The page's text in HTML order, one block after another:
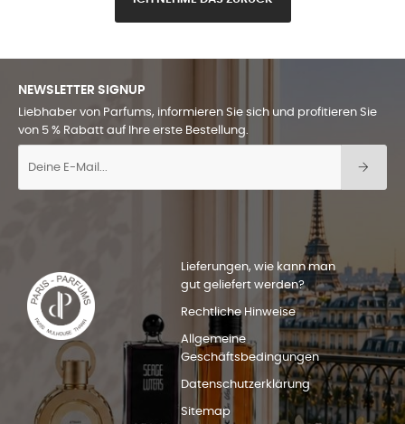
NEWSLETTER SIGNUP
Liebhaber von Parfums, informieren Sie sich und profitieren Sie
von 5 % Rabatt auf Ihre erste Bestellung.
Lieferungen, wie kann man
gut geliefert werden?
Rechtliche Hinweise
Allgemeine
Geschäftsbedingungen
Datenschutzerklärung
Sitemap